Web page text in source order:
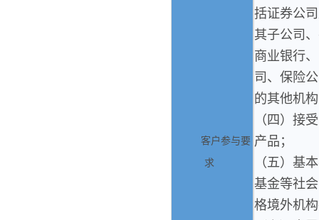
客户参与要
求
括证券公
其子公司
商业银行
司、保险
的其他机
（四）接
产品；
（五）基
基金等社
格境外机